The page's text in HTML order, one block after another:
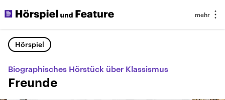
Hörspiel
Biographisches Hörstück über Klassismus
Freunde